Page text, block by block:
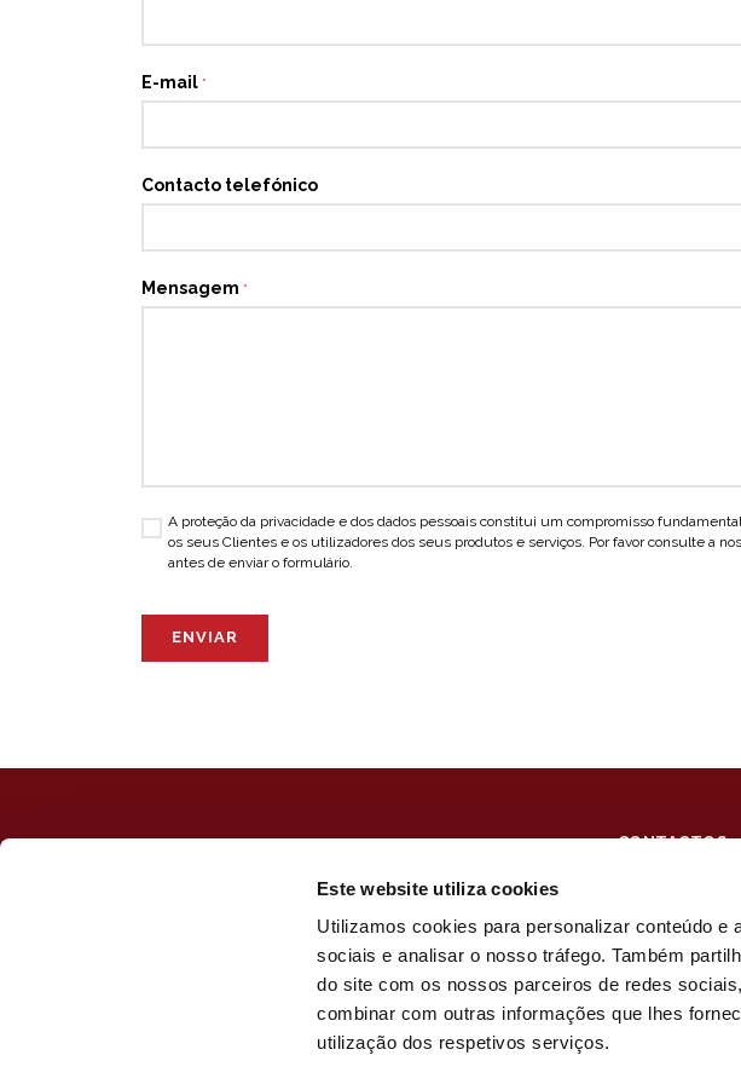
Este website utiliza cookies
Utilizamos cookies para personalizar conteúdo e
sociais e analisar o nosso tráfego. Também
do site com os nossos parceiros de redes
combinar com outras informações que lhes
utilização dos respetivos serviços.
E-mail *
Contacto telefónico
Mensagem *
A proteção da privacidade e dos dados pessoais constitui um compromisso
os seus Clientes e os utilizadores dos seus produtos e serviços. Por favor consulte a
antes de enviar o formulário.
ENVIAR
CONTACTOS
Angra do
Praia da Vitória